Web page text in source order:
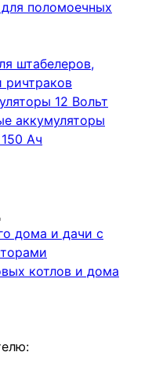
поломоечных
штабелеров,
ричтраков
12 Вольт
аккумуляторы
Ач
дома и дачи с
котлов и дома